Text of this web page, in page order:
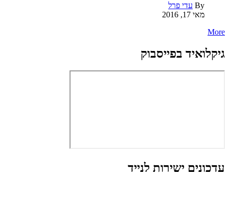
By עדי פרל
מאי 17, 2016
More
גיקלואיד בפייסבוק
עדכונים ישירות לנייד